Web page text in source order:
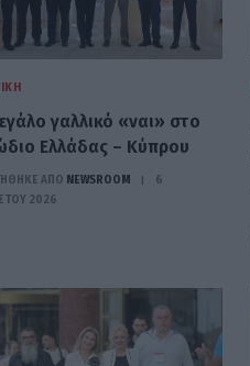
γαλλικό «ναι» στο
Ελλάδας – Κύπρου
ΑΠΟ NEWSROOM
6
2026